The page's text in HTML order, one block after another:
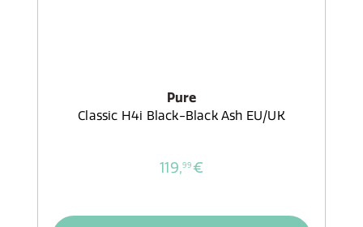
Pure
Classic H4i Black-Black Ash EU/UK
119,99 €